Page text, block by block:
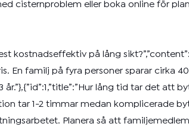
cisternproblem eller boka online för
kostnadseffektiv på lång
En familj på fyra personer sparar cirka
lång tid tar det att
tar 1-2 timmar medan komplicerade
Planera så att